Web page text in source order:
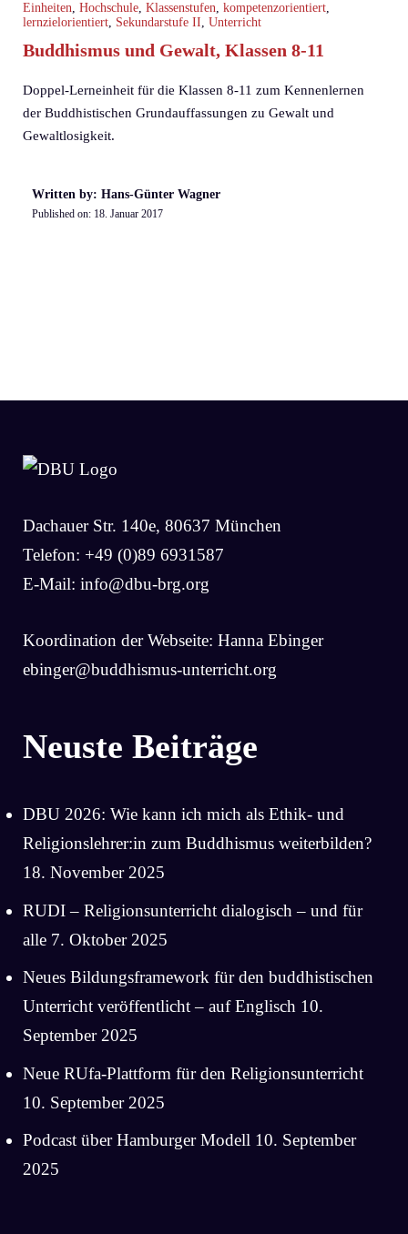
Einheiten, Hochschule, Klassenstufen, kompetenzorientiert,
lernzielorientiert, Sekundarstufe II, Unterricht
Buddhismus und Gewalt, Klassen 8-11
Doppel-Lerneinheit für die Klassen 8-11 zum Kennenlernen
der Buddhistischen Grundauffassungen zu Gewalt und
Gewaltlosigkeit.
Written by: Hans-Günter Wagner
Published on: 18. Januar 2017
Dachauer Str. 140e, 80637 München
Telefon: +49 (0)89 6931587
E-Mail: info@dbu-brg.org
Koordination der Webseite: Hanna Ebinger
ebinger@buddhismus-unterricht.org
Neuste Beiträge
DBU 2026: Wie kann ich mich als Ethik- und
Religionslehrer:in zum Buddhismus weiterbilden?
18. November 2025
RUDI – Religionsunterricht dialogisch – und für
alle 7. Oktober 2025
Neues Bildungsframework für den buddhistischen
Unterricht veröffentlicht – auf Englisch 10.
September 2025
Neue RUfa-Plattform für den Religionsunterricht
10. September 2025
Podcast über Hamburger Modell 10. September
2025